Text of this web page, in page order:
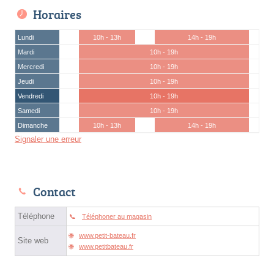
Horaires
Lundi 10h - 13h
14h - 19h
Mardi
10h - 19h
Mercredi
10h - 19h
Jeudi
10h - 19h
Vendredi
10h - 19h
Samedi
10h - 19h
Dimanche
10h - 13h 14h - 19h
Signaler une erreur
Contact
Téléphone Téléphoner au magasin
Site web
www.petit-bateau.fr
www.petitbateau.fr